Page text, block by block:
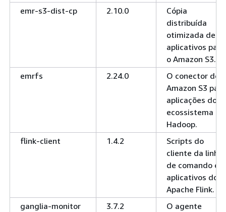
emr-s3-dist-cp
2.10.0
Cópia
distribuída
otimizada de
aplicativos para
o Amazon S3.
emrfs
2.24.0
O conector do
Amazon S3 para
aplicações do
ecossistema do
Hadoop.
flink-client
1.4.2
Scripts do
cliente da linha
de comando e
aplicativos do
Apache Flink.
ganglia-monitor
3.7.2
O agente